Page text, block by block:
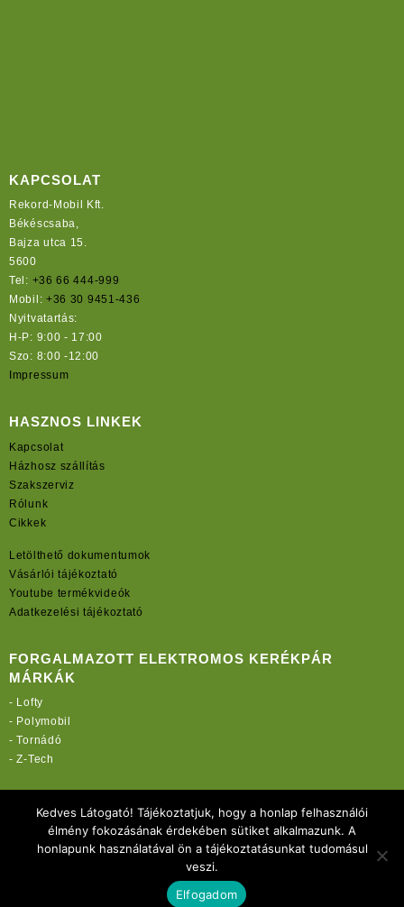
KAPCSOLAT
Rekord-Mobil Kft.
Békéscsaba,
Bajza utca 15.
5600
Tel: +36 66 444-999
Mobil: +36 30 9451-436
Nyitvatartás:
H-P: 9:00 - 17:00
Szo: 8:00 -12:00
Impressum
HASZNOS LINKEK
Kapcsolat
Házhosz szállítás
Szakszerviz
Rólunk
Cikkek
Letölthető dokumentumok
Vásárlói tájékoztató
Youtube termékvideók
Adatkezelési tájékoztató
FORGALMAZOTT ELEKTROMOS KERÉKPÁR
MÁRKÁK
- Lofty
- Polymobil
-Tornádó
-Z-Tech
rekordmobil.hu
rekordmotor.hu
elektromos-kerekparbolt.hu
Copyright 2021 Rekord-Mobil Kft.
Kedves Látogató! Tájékoztatjuk, hogy a honlap felhasználói
élmény fokozásának érdekében sütiket alkalmazunk. A
honlapunk használatával ön a tájékoztatásunkat tudomásul
veszi.
Elfogadom